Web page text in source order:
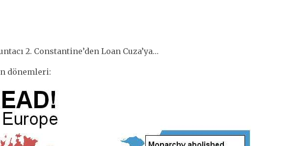
2. Constantine’den Loan Cuza’ya…
dönemleri: